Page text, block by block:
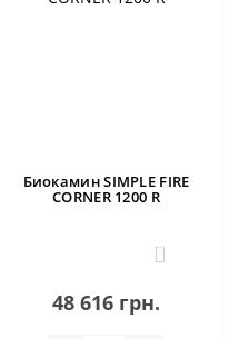
Биокамин SIMPLE FIRE
CORNER 1200 R
0
48 616 грн.